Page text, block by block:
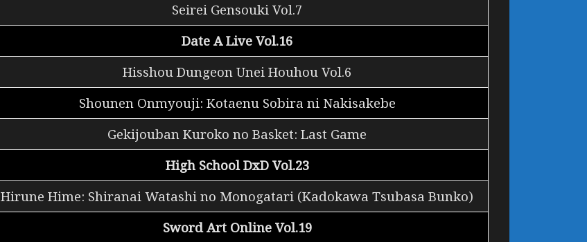
Seirei Gensouki Vol.7
Date A Live Vol.16
Hisshou Dungeon Unei Houhou Vol.6
Shounen Onmyouji: Kotaenu Sobira ni Nakisakebe
Gekijouban Kuroko no Basket: Last Game
High School DxD Vol.23
Hirune Hime: Shiranai Watashi no Monogatari (Kadokawa Tsubasa Bunko)
Sword Art Online Vol.19